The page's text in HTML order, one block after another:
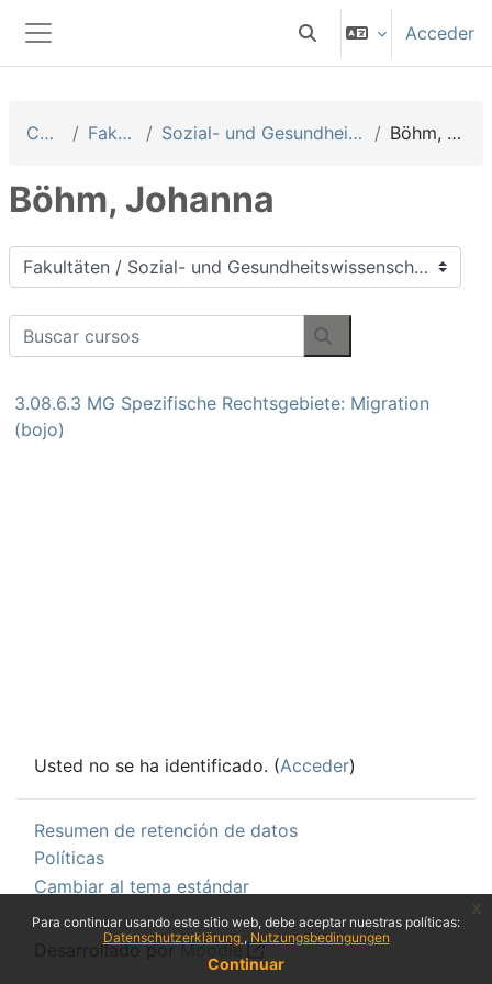
Para continuar usando este sitio web, debe aceptar nuestras políticas:
Datenschutzerklärung
Nutzungsbedingungen
Continuar
x
Panel lateral
Selector de búsqueda
Acceder
Cursos Fakultäten Sozial- und Gesundheitswissenschaften Böhm, Johanna
Böhm, Johanna
Categorías
Buscar cursos
Buscar cursos
3.08.6.3 MG Spezifische Rechtsgebiete: Migration
(bojo)
Usted no se ha identificado. (Acceder)
Resumen de retención de datos
Políticas
Cambiar al tema estándar
Desarrollado porMoodle